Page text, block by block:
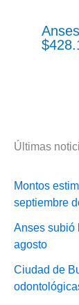
Últimas
Montos
septiembre
Anses subió
agosto
Ciudad de